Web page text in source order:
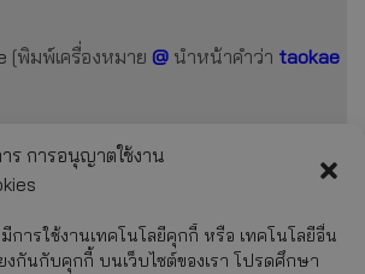
ร การอนุญาตใช้งาน
การใช้งานเทคโนโลยีคุกกี้ หรือ เทคโนโลยีอื่น
กันกับคุกกี้ บนเว็บไซต์ของเรา โปรดศึกษา
[พิมพ์เครื่องหมาย @ นำหน้าคำว่า taokae
099-131-3129